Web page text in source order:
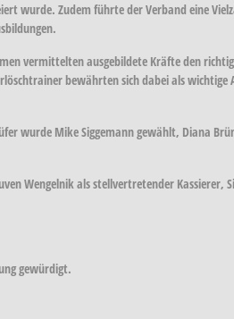
wurde. Zudem führte der Verband eine
vermittelten ausgebildete Kräfte den
bewährten sich dabei als wichtige
wurde Mike Siggemann gewählt, Diana
Wengelnik als stellvertretender Kassierer,
gewürdigt.